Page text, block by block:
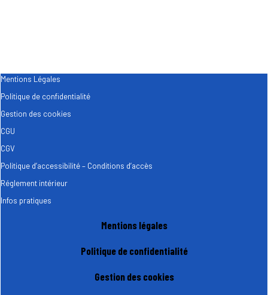
Mentions Légales
Politique de confidentialité
Gestion des cookies
CGU
CGV
Politique d’accessibilité – Conditions d’accès
Réglement intérieur
Infos pratiques
Mentions légales
Politique de confidentialité
Gestion des cookies